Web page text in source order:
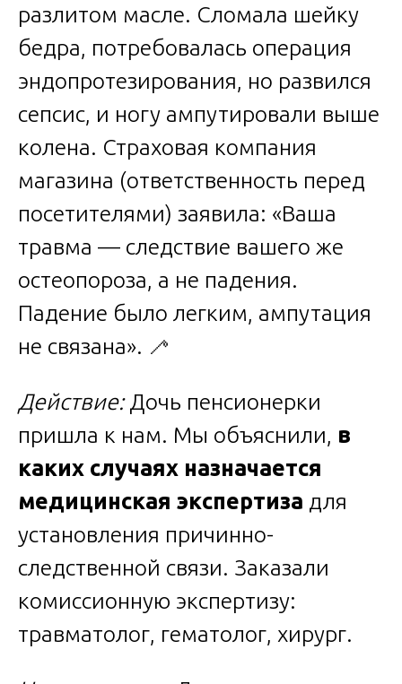
разлитом масле. Сломала шейку
бедра, потребовалась операция
эндопротезирования, но развился
сепсис, и ногу ампутировали выше
колена. Страховая компания
магазина (ответственность перед
посетителями) заявила: «Ваша
травма — следствие вашего же
остеопороза, а не падения.
Падение было легким, ампутация
не связана». 🦯
Действие:Дочь пенсионерки
пришла к нам. Мы объяснили, в
каких случаях назначается
медицинская экспертиза для
установления причинно-
следственной связи. Заказали
комиссионную экспертизу:
травматолог, гематолог, хирург.